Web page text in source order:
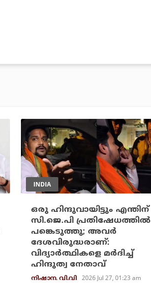
INDIA
ഒരു ഹിന്ദുവായിട്ടും എന്തിന്
സി.ജെ.പി പ്രതിഷേധത്തില്‍
പങ്കെടുത്തു; അവര്‍
ദേശവിരുദ്ധരാണ്:
വിദ്യാര്‍ത്ഥികളെ മര്‍ദിച്ച്
ഹിന്ദുത്വ നേതാവ്
നിഷാന. വി.വി 2026 Jul 27, 01:23 am